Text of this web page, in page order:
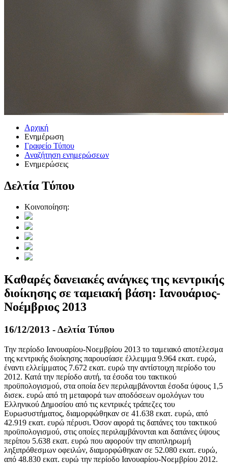
Αρχική
Ενημέρωση
Γραφείο Τύπου
Αναζήτηση ενημερώσεων
Ενημερώσεις
Δελτία Τύπου
Κοινοποίηση:
Καθαρές δανειακές ανάγκες της κεντρικής
διοίκησης σε ταμειακή βάση: Ιανουάριος-
Νοέμβριος 2013
16/12/2013 - Δελτία Τύπου
Την περίοδο Ιανουαρίου-Νοεμβρίου 2013 το ταμειακό αποτέλεσμα
της κεντρικής διοίκησης παρουσίασε έλλειμμα 9.964 εκατ. ευρώ,
έναντι ελλείμματος 7.672 εκατ. ευρώ την αντίστοιχη περίοδο του
2012. Κατά την περίοδο αυτή, τα έσοδα του τακτικού
προϋπολογισμού, στα οποία δεν περιλαμβάνονται έσοδα ύψους 1,5
δισεκ. ευρώ από τη μεταφορά των αποδόσεων ομολόγων του
Ελληνικού Δημοσίου από τις κεντρικές τράπεζες του
Ευρωσυστήματος, διαμορφώθηκαν σε 41.638 εκατ. ευρώ, από
42.919 εκατ. ευρώ πέρυσι. Όσον αφορά τις δαπάνες του τακτικού
προϋπολογισμού, στις οποίες περιλαμβάνονται και δαπάνες ύψους
περίπου 5.638 εκατ. ευρώ που αφορούν την αποπληρωμή
ληξιπρόθεσμων οφειλών, διαμορφώθηκαν σε 52.080 εκατ. ευρώ,
από 48.830 εκατ. ευρώ την περίοδο Ιανουαρίου-Νοεμβρίου 2012.